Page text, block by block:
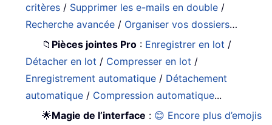
critères / Supprimer les e-mails en double /
Recherche avancée / Organiser vos dossiers…
📁 Pièces jointes Pro : Enregistrer en lot /
Détacher en lot / Compresser en lot /
Enregistrement automatique / Détachement
automatique / Compression automatique...
🌟Magie de l’interface : 😊 Encore plus d’emojis